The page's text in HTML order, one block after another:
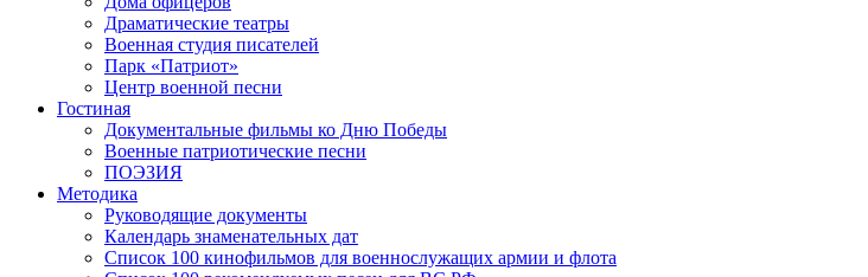
Драматические театры
Военная студия писателей
Парк «Патриот»
Центр военной песни
Гостиная
Документальные фильмы ко Дню Победы
Военные патриотические песни
ПОЭЗИЯ
Методика
Руководящие документы
Календарь знаменательных дат
Список 100 кинофильмов для военнослужащих армии и флота